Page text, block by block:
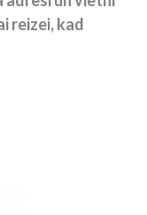
reizei, kad